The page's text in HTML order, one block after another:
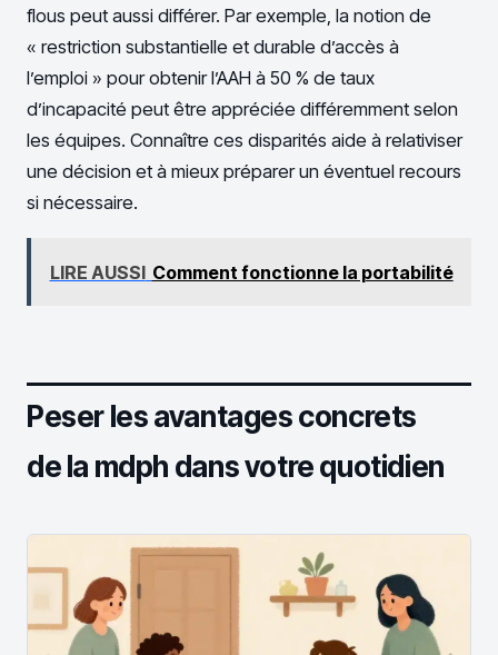
flous peut aussi différer. Par exemple, la notion de
« restriction substantielle et durable d’accès à
l’emploi » pour obtenir l’AAH à 50 % de taux
d’incapacité peut être appréciée différemment selon
les équipes. Connaître ces disparités aide à relativiser
une décision et à mieux préparer un éventuel recours
si nécessaire.
LIRE AUSSI Comment fonctionne la portabilité
Peser les avantages concrets
de la mdph dans votre quotidien